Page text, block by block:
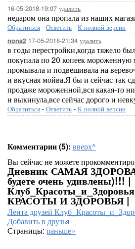
16-05-2018-19:07 удалить
недаром она пропала из наших
Обратиться - Ответить - К полной версии
nona2 17-05-2018-21:34 удалить
в годы перестройки,когда тяжело
покупала по 20 копеек мороженную
промывала и подвешивала на
и вкусная мойва.Я бы и сейчас так
продаже мороженной,вся какая-то
и выкинула,все сейчас дорого и
Обратиться - Ответить - К полной версии
Комментарии (5): вверх^
Вы сейчас не можете
Дневник САМАЯ
будете очень удивлены)!!! |
КРАСОТЫ И ЗДОРОВЬЯ |
Лента друзей
Добавить в друзья
Страницы: раньше»